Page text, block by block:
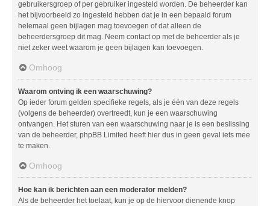
gebruikersgroep of per gebruiker ingesteld worden. De beheerder kan
het bijvoorbeeld zo ingesteld hebben dat je in een bepaald forum
helemaal geen bijlagen mag toevoegen of dat alleen de
beheerdersgroep dit mag. Neem contact op met de beheerder als je
niet zeker weet waarom je geen bijlagen kan toevoegen.
Omhoog
Waarom ontving ik een waarschuwing?
Op ieder forum gelden specifieke regels, als je één van deze regels
(volgens de beheerder) overtreedt, kun je een waarschuwing
ontvangen. Het sturen van een waarschuwing naar je is een beslissing
van de beheerder, phpBB Limited heeft hier dus in geen geval iets mee
te maken.
Omhoog
Hoe kan ik berichten aan een moderator melden?
Als de beheerder het toelaat, kun je op de hiervoor dienende knop